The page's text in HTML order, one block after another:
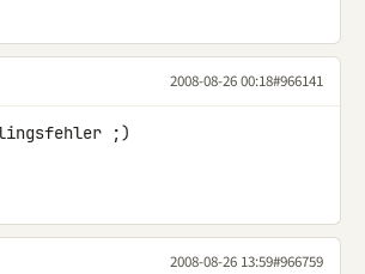
2008-08-26 00:18#966141
;)
2008-08-26 13:59#966759